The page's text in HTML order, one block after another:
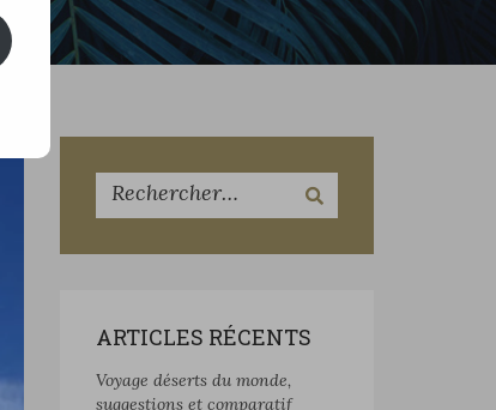
ARTICLES RÉCENTS
Voyage déserts du monde,
suggestions et comparatif